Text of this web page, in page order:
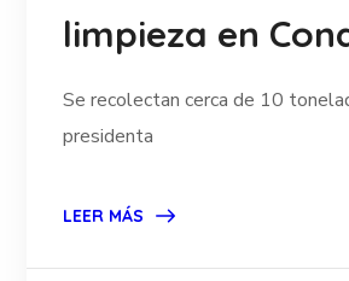
limpieza en
Se recolectan cerca de 10
presidenta
LEER MÁS